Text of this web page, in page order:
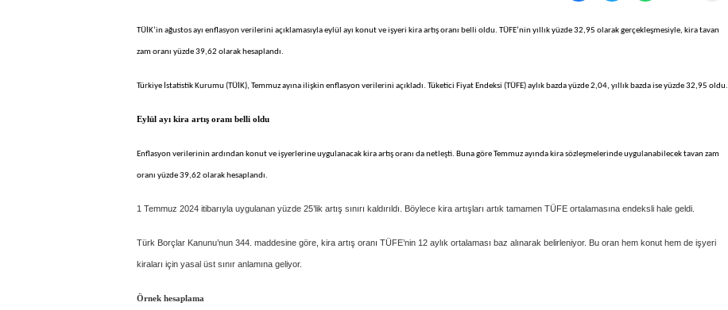
TÜİK’in ağustos ayı enflasyon verilerini açıklamasıyla eylül ayı konut ve işyeri kira artış oranı belli oldu. TÜFE’nin yıllık yüzde 32,95 olarak gerçekleşmesiyle, kira tavan
zam oranı yüzde 39,62 olarak hesaplandı.
Türkiye İstatistik Kurumu (TÜİK), Temmuz ayına ilişkin enflasyon verilerini açıkladı. Tüketici Fiyat Endeksi (TÜFE) aylık bazda yüzde 2,04, yıllık bazda ise yüzde 32,95 oldu.
Eylül ayı kira artış oranı belli oldu
Enflasyon verilerinin ardından konut ve işyerlerine uygulanacak kira artış oranı da netleşti. Buna göre Temmuz ayında kira sözleşmelerinde uygulanabilecek tavan zam
oranı yüzde 39,62 olarak hesaplandı.
1 Temmuz 2024 itibarıyla uygulanan yüzde 25’lik artış sınırı kaldırıldı. Böylece kira artışları artık tamamen TÜFE ortalamasına endeksli hale geldi.
Türk Borçlar Kanunu’nun 344. maddesine göre, kira artış oranı TÜFE’nin 12 aylık ortalaması baz alınarak belirleniyor. Bu oran hem konut hem de işyeri
kiraları için yasal üst sınır anlamına geliyor.
Örnek hesaplama